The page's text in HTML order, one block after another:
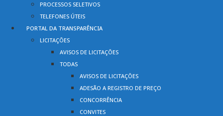
PROCESSOS SELETIVOS
TELEFONES ÚTEIS
PORTAL DA TRANSPARÊNCIA
LICITAÇÕES
AVISOS DE LICITAÇÕES
TODAS
AVISOS DE LICITAÇÕES
ADESÃO A REGISTRO DE PREÇO
CONCORRÊNCIA
CONVITES